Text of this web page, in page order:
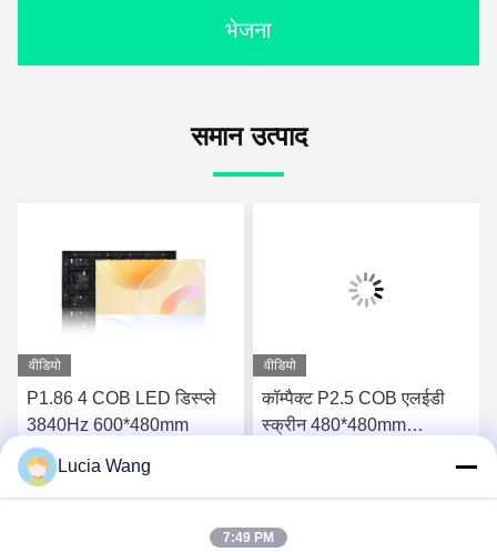
भेजना
समान उत्पाद
वीडियो
P1.86 4 COB LED डिस्प्ले
3840Hz 600*480mm
सबसे अच्छी कीमत पाएं
वीडियो
कॉम्पैक्ट P2.5 COB एलईडी
स्क्रीन 480*480mm
सबसे अच्छी कीमत पाएं
Lucia Wang
7:49 PM